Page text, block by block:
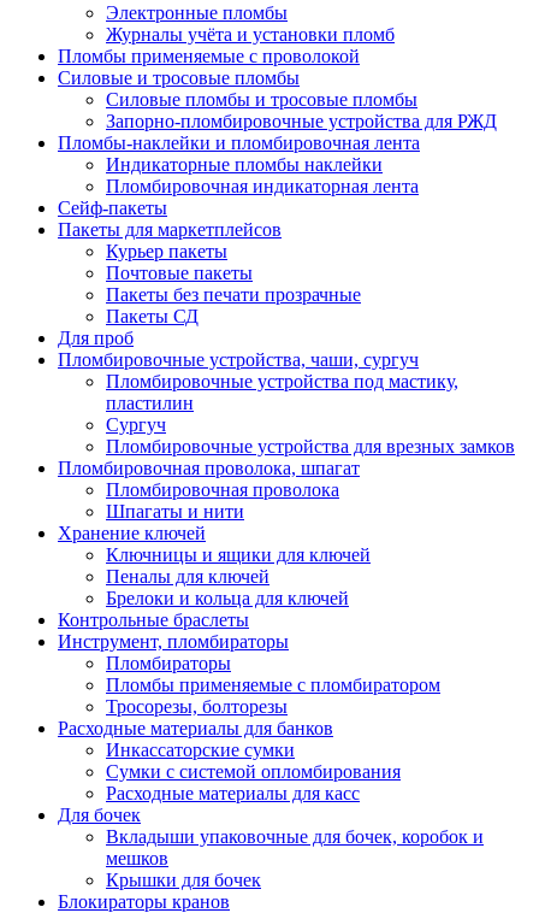
Электронные пломбы
Журналы учёта и установки пломб
Пломбы применяемые с проволокой
Силовые и тросовые пломбы
Силовые пломбы и тросовые пломбы
Запорно-пломбировочные устройства для РЖД
Пломбы-наклейки и пломбировочная лента
Индикаторные пломбы наклейки
Пломбировочная индикаторная лента
Сейф-пакеты
Пакеты для маркетплейсов
Курьер пакеты
Почтовые пакеты
Пакеты без печати прозрачные
Пакеты СД
Для проб
Пломбировочные устройства, чаши, сургуч
Пломбировочные устройства под мастику,
пластилин
Сургуч
Пломбировочные устройства для врезных замков
Пломбировочная проволока, шпагат
Пломбировочная проволока
Шпагаты и нити
Хранение ключей
Ключницы и ящики для ключей
Пеналы для ключей
Брелоки и кольца для ключей
Контрольные браслеты
Инструмент, пломбираторы
Пломбираторы
Пломбы применяемые с пломбиратором
Тросорезы, болторезы
Расходные материалы для банков
Инкассаторские сумки
Сумки с системой опломбирования
Расходные материалы для касс
Для бочек
Вкладыши упаковочные для бочек, коробок и
мешков
Крышки для бочек
Блокираторы кранов